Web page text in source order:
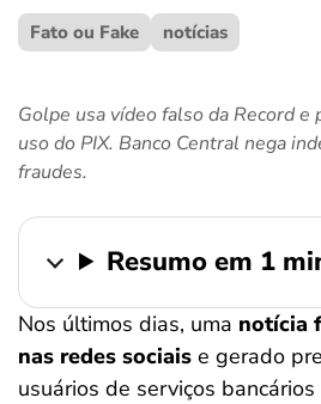
Fato ou Fake notícias
Golpe usa vídeo falso da Record
uso do PIX. Banco Central nega
fraudes.
Resumo em 1
Nos últimos dias, uma notícia
nas redes sociais e gerado
usuários de serviços